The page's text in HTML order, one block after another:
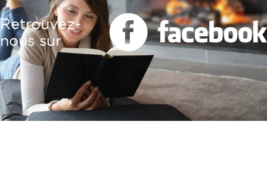
Retrouvez-
nous sur